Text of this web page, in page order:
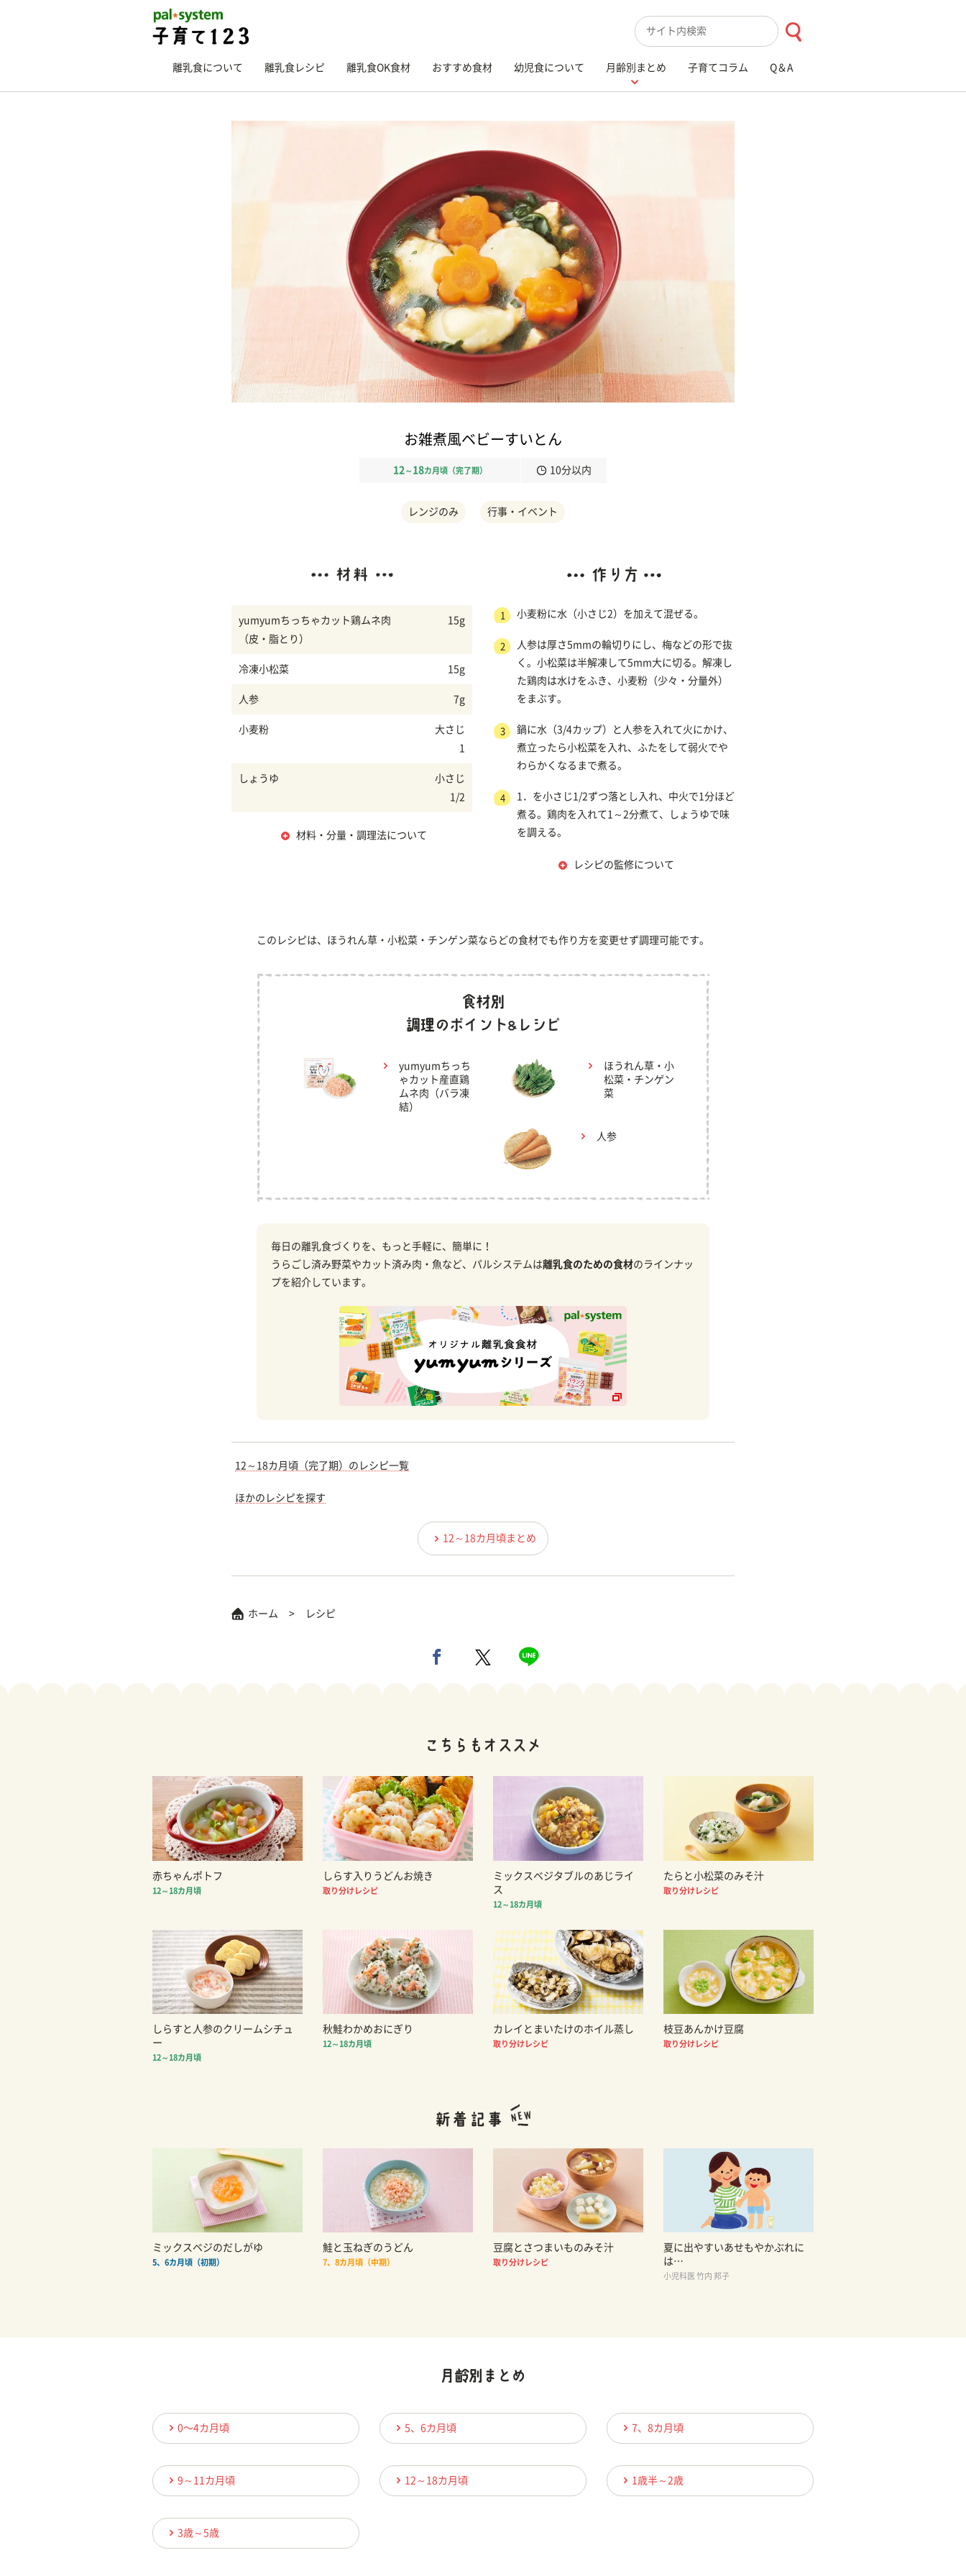
検索キーワード入力
離乳食について 離乳食レシピ 離乳食OK食材 おすすめ食材 幼児食について 月齢別まとめ 子育てコラム Q＆A
お雑煮風ベビーすいとん
12 ～ 18カ月頃（完了期） 10分以内
レンジのみ 行事・イベント
yumyumちっちゃカット鶏ムネ肉
（皮・脂とり）
15g
冷凍小松菜 15g
人参 7g
小麦粉
大さじ
1
しょうゆ
小さじ
1/2
材料・分量・調理法について
1 小麦粉に水（小さじ2）を加えて混ぜる。
2
人参は厚さ5mmの輪切りにし、梅などの形で抜
く。小松菜は半解凍して5mm大に切る。解凍し
た鶏肉は水けをふき、小麦粉（少々・分量外）
をまぶす。
3
鍋に水（3/4カップ）と人参を入れて火にかけ、
煮立ったら小松菜を入れ、ふたをして弱火でや
わらかくなるまで煮る。
4
1．を小さじ1/2ずつ落とし入れ、中火で1分ほど
煮る。鶏肉を入れて1～2分煮て、しょうゆで味
を調える。
レシピの監修について
このレシピは、ほうれん草・小松菜・チンゲン菜ならどの食材でも作り方を変更せず調理可能です。
yumyumちっち
ゃカット産直鶏
ムネ肉（バラ凍
結）
ほうれん草・小
松菜・チンゲン
菜
人参
毎日の離乳食づくりを、もっと手軽に、簡単に！
うらごし済み野菜やカット済み肉・魚など、パルシステムは離乳食のための食材のラインナッ
プを紹介しています。
12～18カ月頃（完了期）のレシピ一覧
ほかのレシピを探す
12～18カ月頃まとめ
ホーム レシピ
赤ちゃんポトフ
12～18カ月頃
しらす入りうどんお焼き
取り分けレシピ
ミックスベジタブルのあじライ
ス
12～18カ月頃
たらと小松菜のみそ汁
取り分けレシピ
しらすと人参のクリームシチュ
ー
12～18カ月頃
秋鮭わかめおにぎり
12～18カ月頃
カレイとまいたけのホイル蒸し
取り分けレシピ
枝豆あんかけ豆腐
取り分けレシピ
ミックスベジのだしがゆ
5、6カ月頃（初期）
鮭と玉ねぎのうどん
7、8カ月頃（中期）
豆腐とさつまいものみそ汁
取り分けレシピ
夏に出やすいあせもやかぶれに
は…
小児科医 竹内 邦子
0〜4カ月頃 5、6カ月頃 7、8カ月頃
9～11カ月頃 12～18カ月頃 1歳半～2歳
3歳～5歳